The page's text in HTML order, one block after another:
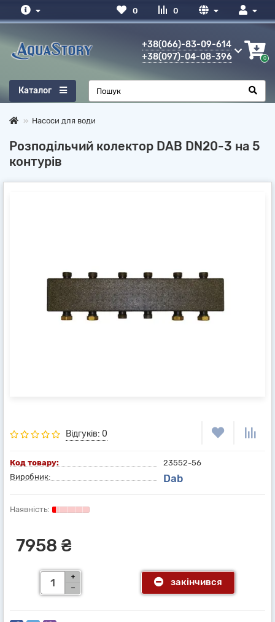
0
0
+38(066)-83-09-614
+38(097)-04-08-396
0
Каталог
Насоси для води
Розподільчий колектор DAB DN20-3 на 5
контурів
Відгуків: 0
Код товару:
23552-56
Виробник:
Dab
7958 ₴
закінчився